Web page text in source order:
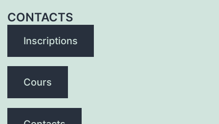
CONTACTS
Inscriptions
Cours